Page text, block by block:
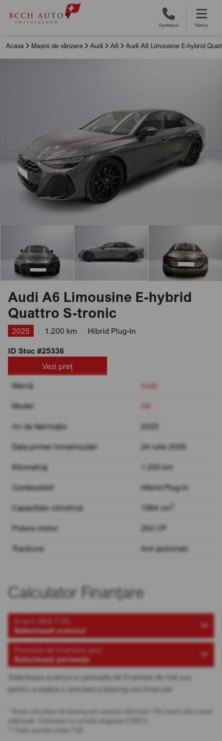
Apelează Meniu
Acasa Mașini de vânzare Audi A6 Audi A6 Limousine E-hybrid
Audi A6 Limousine E-hybrid
Quattro S-tronic
2025 1.200 km
Hibrid Plug-In
ID Stoc #25336
Vezi preț
Marcă
Audi
Model A6
An de fabricație 2025
Data primei înmatriculări 24 iulie 2025
Kilometraj 1.200 km
Combustibil Hibrid Plug-In
Capacitate cilindrică 1984 cm
Putere motor 252 CP
Tracțiune 4x4 (automat)
Calculator Finanțare
Avans (fără TVA)
Selectează avansul
Perioada de finanțare (ani)
Selectează perioada
Selecteaza avansul si perioada de finantare de mai sus
pentru a realiza o simulare a leasing-ului financiar.
* Acest calculator de leasing are caracter informativ. Pot exista alte costuri
adiționale. Estimarea nu include asigurare CASCO.
** Toate sumele conțin TVA.